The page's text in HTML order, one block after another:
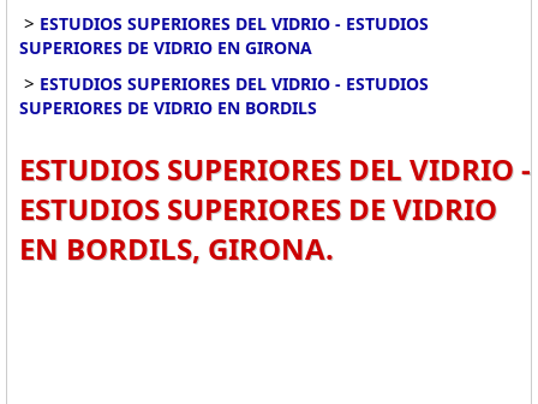
> ESTUDIOS SUPERIORES DEL VIDRIO - ESTUDIOS
SUPERIORES DE VIDRIO EN GIRONA
> ESTUDIOS SUPERIORES DEL VIDRIO - ESTUDIOS
SUPERIORES DE VIDRIO EN BORDILS
ESTUDIOS SUPERIORES DEL VIDRIO -
ESTUDIOS SUPERIORES DE VIDRIO
EN BORDILS, GIRONA.